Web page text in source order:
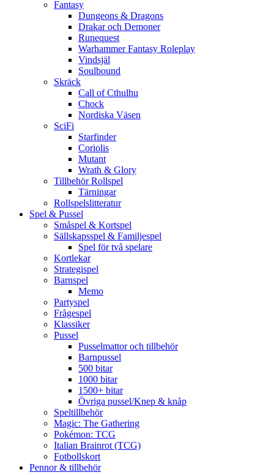
Fantasy
Dungeons & Dragons
Drakar och Demoner
Runequest
Warhammer Fantasy Roleplay
Vindsjäl
Soulbound
Skräck
Call of Cthulhu
Chock
Nordiska Väsen
SciFi
Starfinder
Coriolis
Mutant
Wrath & Glory
Tillbehör Rollspel
Tärningar
Rollspelslitteratur
Spel & Pussel
Småspel & Kortspel
Sällskapsspel & Familjespel
Spel för två spelare
Kortlekar
Strategispel
Barnspel
Memo
Partyspel
Frågespel
Klassiker
Pussel
Pusselmattor och tillbehör
Barnpussel
500 bitar
1000 bitar
1500+ bitar
Övriga pussel/Knep & knåp
Speltillbehör
Magic: The Gathering
Pokémon: TCG
Italian Brainrot (TCG)
Fotbollskort
Pennor & tillbehör